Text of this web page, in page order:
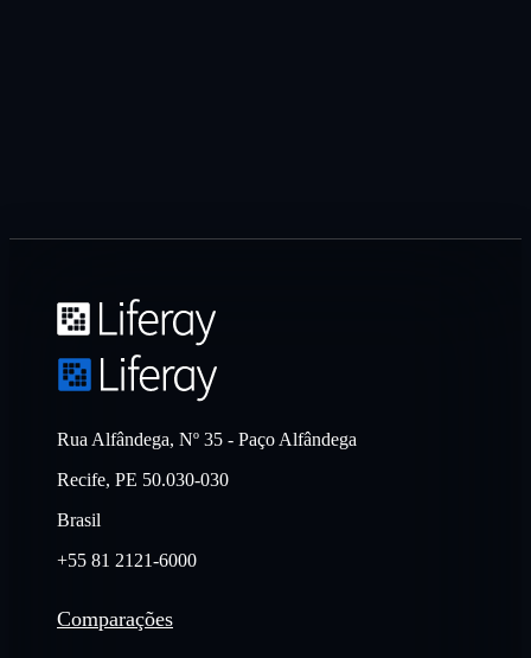
Rua Alfândega, Nº 35 - Paço Alfândega
Recife, PE 50.030-030
Brasil
+55 81 2121-6000
Comparações